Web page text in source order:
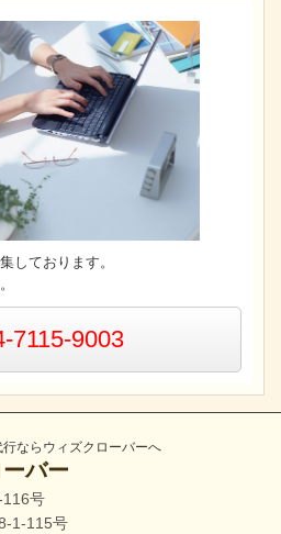
しております。
7115-9003
ならウィズクローバーへ
バー
116号
1-115号